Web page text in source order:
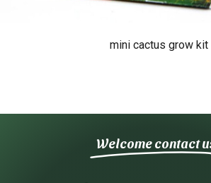
mini cactus grow kit
Welcome contact